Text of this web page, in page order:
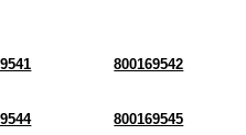
800169542
800169545